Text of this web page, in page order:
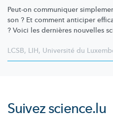
Peut-on communiquer
son ? Et comment anticiper
? Voici les dernières nouvelles
LCSB, LIH, Université du
Suivezscience.lu